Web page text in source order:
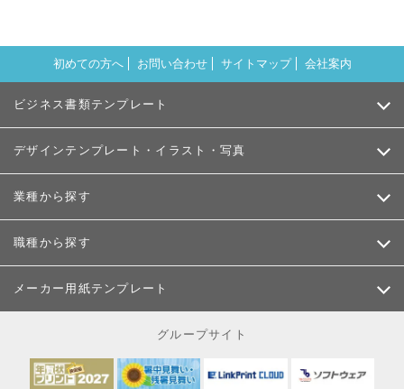
初めての方へ お問い合わせ サイトマップ 会社案内
ビジネス書類テンプレート
デザインテンプレート・イラスト・写真
業種から探す
職種から探す
メーカー用紙テンプレート
グループサイト